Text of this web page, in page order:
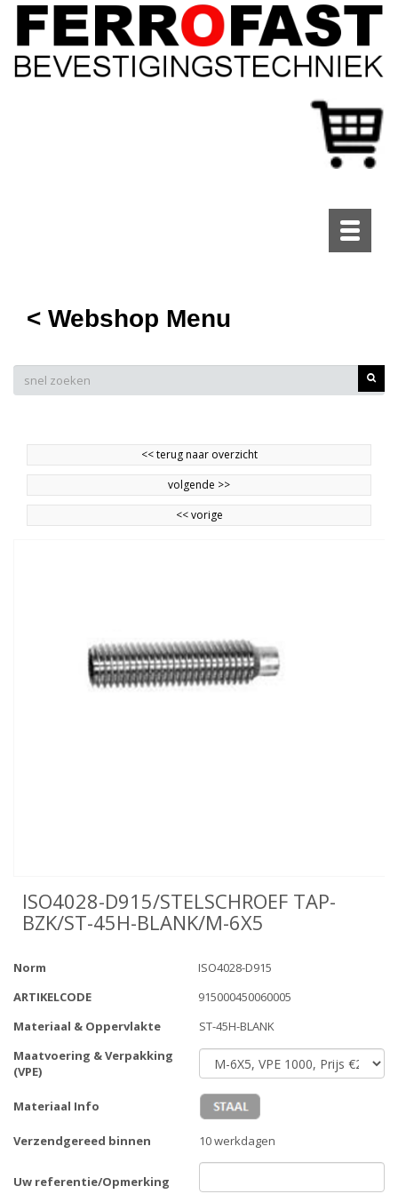
Toggle
< Webshop Menu
<<terug naar overzicht
volgende >>
<<vorige
ISO4028-D915/STELSCHROEF TAP-
BZK/ST-45H-BLANK/M-6X5
Norm
ISO4028-D915
ARTIKELCODE
915000450060005
Materiaal & Oppervlakte
ST-45H-BLANK
Maatvoering & Verpakking
(VPE)
Materiaal Info
Verzendgereed binnen 10 werkdagen
Uw referentie/Opmerking